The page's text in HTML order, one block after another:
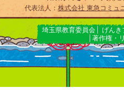
代表法人：株式会社 東急コミュ
埼玉県教育委員会
げんき
著作権・